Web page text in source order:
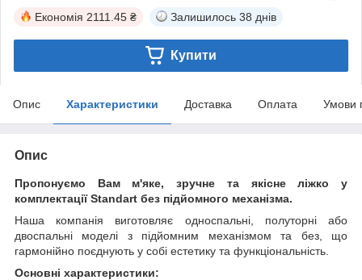
Економія 2111.45 ₴ Залишилось 38 днів
Купити
Опис Характеристики Доставка Оплата Умови
Опис
Пропонуємо Вам м'яке, зручне та якiсне ліжко у
комплектації Standart без підйомного механізма.
Наша компанія виготовляє односпальні, полуторні або
двоспальні моделі з підйомним механізмом та без, що
гармонійно поєднують у собі естетику та функціональність.
Основні характеристики: